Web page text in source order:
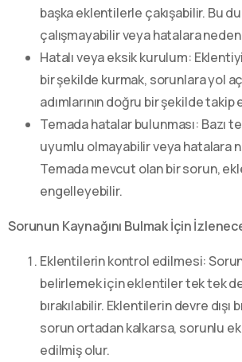
başka eklentilerle çakışabilir. Bu
çalışmayabilir veya hatalara
Hatalı veya eksik kurulum:
bir şekilde kurmak, sorunlara yol
adımlarının doğru bir şekilde
Temada hatalar bulunması: Bazı
uyumlu olmayabilir veya hatalara
Temada mevcut olan bir sorun,
engelleyebilir.
Sorunun Kaynağını Bulmak İçin
Eklentilerin kontrol edilmesi:
belirlemek için eklentiler tek tek
bırakılabilir. Eklentilerin devre dışı
sorun ortadan kalkarsa, sorunlu
edilmiş olur.